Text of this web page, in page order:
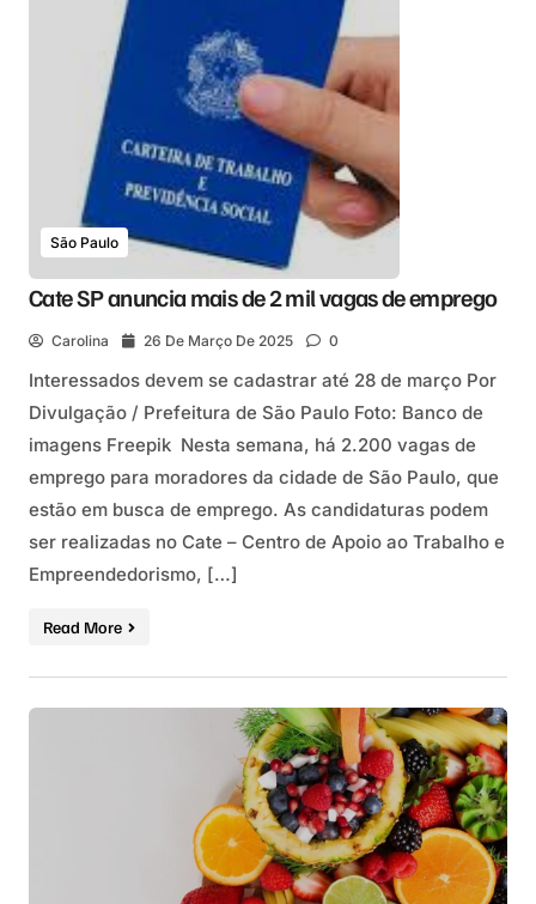
São Paulo
Cate SP anuncia mais de 2 mil vagas de emprego
Carolina 26 De Março De 2025 0
Interessados devem se cadastrar até 28 de março Por
Divulgação / Prefeitura de São Paulo Foto: Banco de
imagens Freepik Nesta semana, há 2.200 vagas de
emprego para moradores da cidade de São Paulo, que
estão em busca de emprego. As candidaturas podem
ser realizadas no Cate – Centro de Apoio ao Trabalho e
Empreendedorismo, […]
Read More